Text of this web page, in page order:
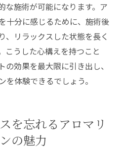
な施術が可能になります。ア
十分に感じるために、施術後
、リラックスした状態を長く
こうした心構えを持つこと
効果を最大限に引き出し、
を体験できるでしょう。
を忘れるアロマリ
の魅力